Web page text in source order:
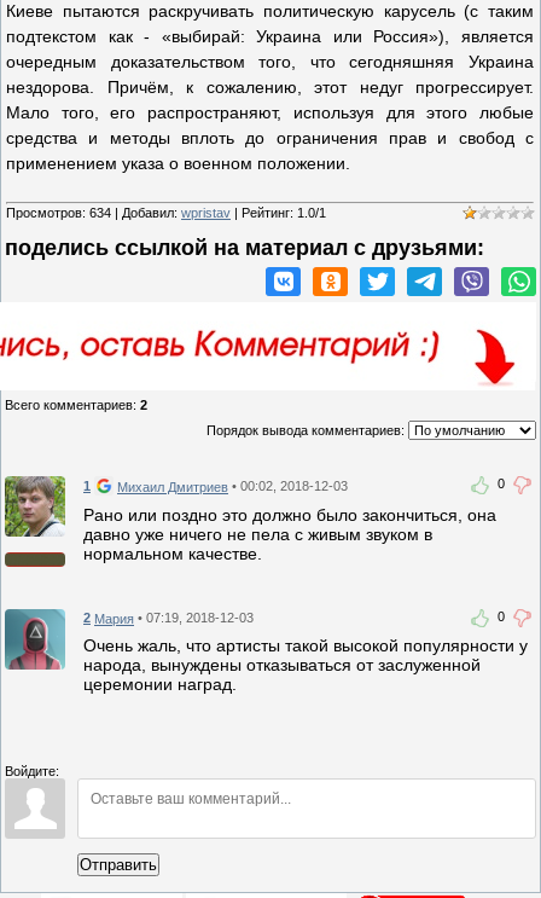
Киеве пытаются раскручивать политическую карусель (с таким
подтекстом как - «выбирай: Украина или Россия»), является
очередным доказательством того, что сегодняшняя Украина
нездорова. Причём, к сожалению, этот недуг прогрессирует.
Мало того, его распространяют, используя для этого любые
средства и методы вплоть до ограничения прав и свобод с
применением указа о военном положении.
Просмотров: 634 | Добавил: wpristav | Рейтинг: 1.0/1
поделись ссылкой на материал c друзьями:
Всего комментариев: 2
Порядок вывода комментариев:
0
1 Михаил Дмитриев • 00:02, 2018-12-03
Рано или поздно это должно было закончиться, она
давно уже ничего не пела с живым звуком в
нормальном качестве.
0
2 Мария • 07:19, 2018-12-03
Очень жаль, что артисты такой высокой популярности у
народа, вынуждены отказываться от заслуженной
церемонии наград.
Войдите:
Отправить